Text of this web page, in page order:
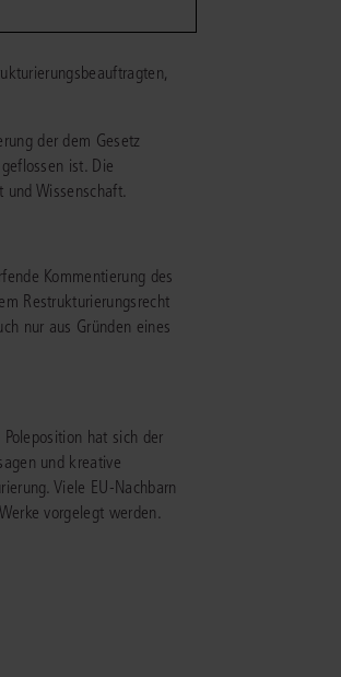
der dem Gesetz
ist. Die
und Wissenschaft.
Kommentierung des
Restrukturierungsrecht
nur aus Gründen eines
hat sich der
und kreative
Viele EU-Nachbarn
vorgelegt werden.